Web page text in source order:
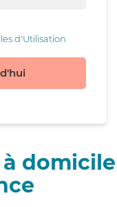
d'Utilisation
domicile